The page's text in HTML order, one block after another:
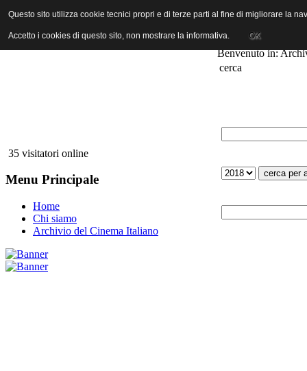
ANICA | Associazione Nazionale Industrie Cinematografiche
35 visitatori online
Menu Principale
Home
Chi siamo
Archivio del Cinema Italiano
Benvenuto in:
cerca
Questo sito utilizza cookie tecnici propri e di terze parti al fine di migliorare la
Accetto i cookies di questo sito, non mostrare la informativa. OK